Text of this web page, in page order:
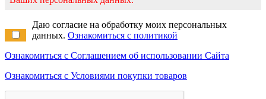
Даю согласие на обработку моих персональных
данных. Ознакомиться с политикой
Ознакомиться с Соглашением об использовании Сайта
Ознакомиться с Условиями покупки товаров